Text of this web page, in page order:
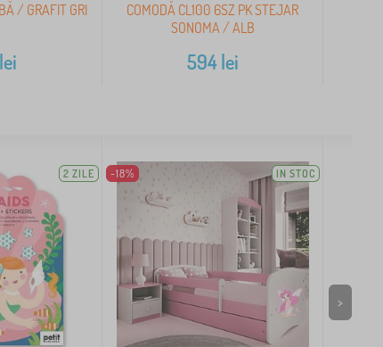
/ GRAFIT GRI
lei
COMODĂ CL100 6SZ PK STEJAR
SONOMA / ALB
594lei
2 ZILE -18% IN STOC
>